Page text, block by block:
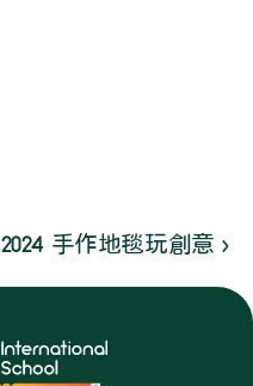
2024 手作地毯玩創意 ›